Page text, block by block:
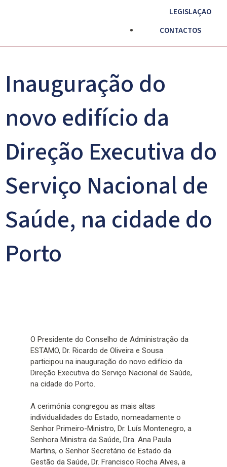
LEGISLAÇAO
CONTACTOS
Inauguração do
novo edifício da
Direção Executiva do
Serviço Nacional de
Saúde, na cidade do
Porto
O Presidente do Conselho de Administração da
ESTAMO, Dr. Ricardo de Oliveira e Sousa
participou na inauguração do novo edifício da
Direção Executiva do Serviço Nacional de Saúde,
na cidade do Porto.
A cerimónia congregou as mais altas
individualidades do Estado, nomeadamente o
Senhor Primeiro-Ministro, Dr. Luís Montenegro, a
Senhora Ministra da Saúde, Dra. Ana Paula
Martins, o Senhor Secretário de Estado da
Gestão da Saúde, Dr. Francisco Rocha Alves, a